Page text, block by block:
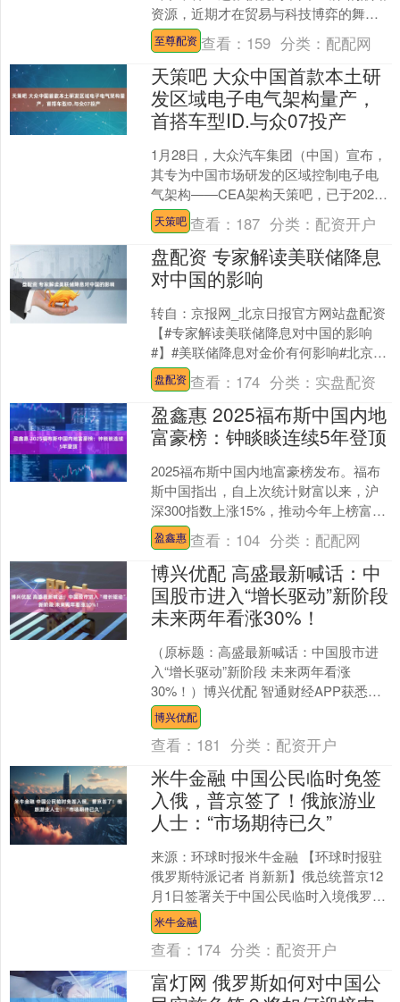
资源，近期才在贸易与科技博弈的舞台
上，被郑重打出，且效果立竿见影——
特朗普态度转温，访华....
至尊配资 查看： 159 分类： 配配网
天策吧 大众中国首款本土研
发区域电子电气架构量产，
首搭车型ID.与众07投产
1月28日，大众汽车集团（中国）宣布，
其专为中国市场研发的区域控制电子电
气架构——CEA架构天策吧，已于2025
年底正式交付。首款搭载该架构的大众
品牌车型ID.....
天策吧 查看： 187 分类： 配资开户
盘配资 专家解读美联储降息
对中国的影响
转自：京报网_北京日报官方网站盘配资
【#专家解读美联储降息对中国的影响
#】#美联储降息对金价有何影响#北京时
间12月11日凌晨，美联储宣布降息25个
基点，将联....
盘配资 查看： 174 分类： 实盘配资
盈鑫惠 2025福布斯中国内地
富豪榜：钟睒睒连续5年登顶
2025福布斯中国内地富豪榜发布。福布
斯中国指出，自上次统计财富以来，沪
深300指数上涨15%，推动今年上榜富豪
的总财富从去年的1.03万亿美元增至1.35
万亿....
盈鑫惠 查看： 104 分类： 配配网
博兴优配 高盛最新喊话：中
国股市进入“增长驱动”新阶段
未来两年看涨30%！
（原标题：高盛最新喊话：中国股市进
入“增长驱动”新阶段 未来两年看涨
30%！）博兴优配 智通财经APP获悉，
高盛最新研报预计，在市场化政策支
持、企业盈利增长以及....
博兴优配
查看： 181 分类： 配资开户
米牛金融 中国公民临时免签
入俄，普京签了！俄旅游业
人士：“市场期待已久”
来源：环球时报米牛金融 【环球时报驻
俄罗斯特派记者 肖新新】俄总统普京12
月1日签署关于中国公民临时入境俄罗斯
的法令。据塔斯社报道，根据该法令，
基于对等原则，中....
米牛金融
查看： 174 分类： 配资开户
富灯网 俄罗斯如何对中国公